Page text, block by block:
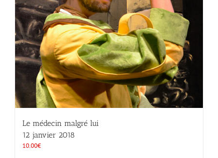
Le médecin malgré lui
12 janvier 2018
10.00€